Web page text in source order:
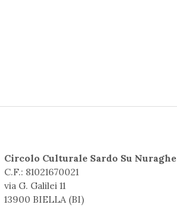
Circolo Culturale Sardo Su Nuraghe
C.F.: 81021670021
via G. Galilei 11
13900 BIELLA (BI)